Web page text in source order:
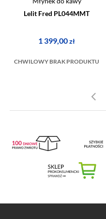
Lelit Fred PL044MMT
1 399,00zł
CHWILOWY BRAK PRODUKTU